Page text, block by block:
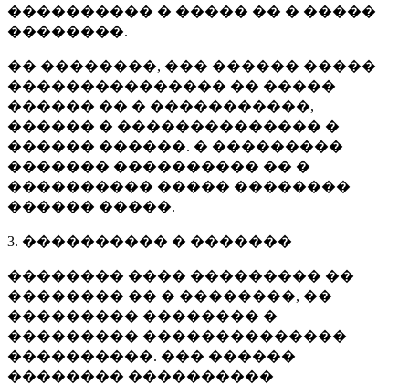
���������� � ����� �� � �����
��������.
�� ��������, ��� ������ �����
��������������� �� �����
������ �� � �����������,
������ � �������������� �
������ ������. � ���������
������� ���������� �� �
���������� ����� ��������
������ �����.
3. ���������� � �������
�������� ���� ��������� ��
�������� �� � ��������, ��
��������� �������� �
��������� ��������������
����������. ��� ������
�������� ����������